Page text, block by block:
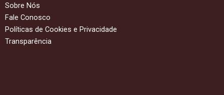
Sobre Nós
Fale Conosco
Políticas de Cookies e Privacidade
Transparência